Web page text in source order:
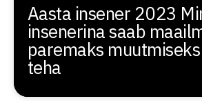
Aasta insener 2023
insenerina saab
paremaks
teha